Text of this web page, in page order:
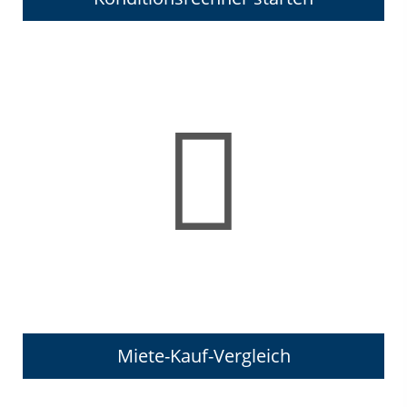
Miete-Kauf-Vergleich